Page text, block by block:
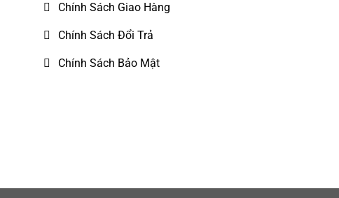
Chính Sách Giao Hàng
Chính Sách Đổi Trả
Chính Sách Bảo Mật